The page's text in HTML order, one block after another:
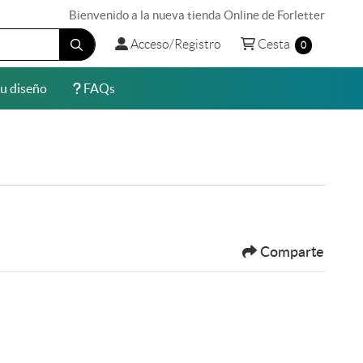
Bienvenido a la nueva tienda Online de Forletter
Acceso/Registro
Acceso/Registro Cesta
Cesta 0
diseño
diseño FAQs
FAQs
Comparte